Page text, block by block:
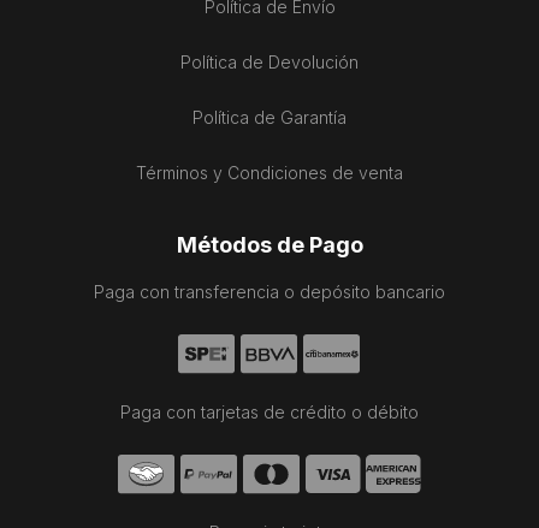
Política de Envío
Política de Devolución
Política de Garantía
Términos y Condiciones de venta
Métodos de Pago
Paga con transferencia o depósito bancario
Paga con tarjetas de crédito o débito